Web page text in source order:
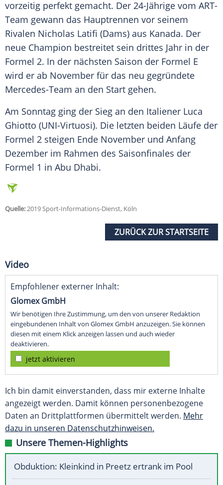
vorzeitig perfekt gemacht. Der 24-Jährige vom ART-
Team gewann das Hauptrennen vor seinem
Rivalen Nicholas Latifi (Dams) aus Kanada. Der
neue Champion bestreitet sein drittes Jahr in der
Formel 2. In der nächsten Saison der Formel E
wird er ab November für das neu gegründete
Mercedes-Team an den Start gehen.
Am Sonntag ging der Sieg an den Italiener Luca
Ghiotto (UNI-Virtuosi). Die letzten beiden Läufe der
Formel 2 steigen Ende November und Anfang
Dezember im Rahmen des Saisonfinales der
Formel 1 in Abu Dhabi.
Quelle:2019 Sport-Informations-Dienst, Köln
ZURÜCK ZUR STARTSEITE
Video
Empfohlener externer Inhalt:
Glomex GmbH
Wir benötigen Ihre Zustimmung, um den von unserer Redaktion
eingebundenen Inhalt von Glomex GmbH anzuzeigen. Sie können
diesen mit einem Klick anzeigen lassen und auch wieder
deaktivieren.
jetzt aktivieren
Ich bin damit einverstanden, dass mir externe Inhalte
angezeigt werden. Damit können personenbezogene
Daten an Drittplattformen übermittelt werden. Mehr
dazu in unseren Datenschutzhinweisen.
Unsere Themen-Highlights
Obduktion: Kleinkind in Preetz ertrank im Pool